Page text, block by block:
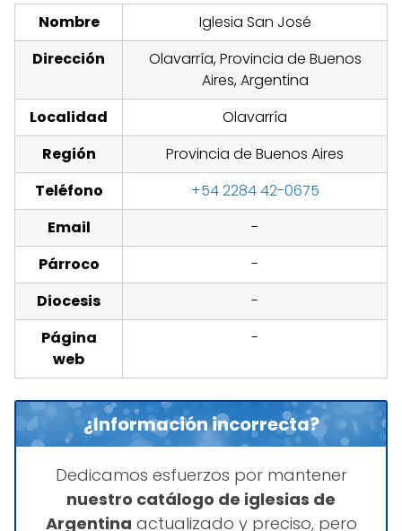
Nombre
Iglesia San José
Dirección
Olavarría, Provincia de Buenos
Aires, Argentina
Localidad
Olavarría
Región
Provincia de Buenos Aires
Teléfono
+54 2284 42-0675
Email
-
Párroco
-
Diocesis
-
Página
web
-
¿Información incorrecta?
Dedicamos esfuerzos por mantener
nuestro catálogo de iglesias de
Argentina actualizado y preciso, pero